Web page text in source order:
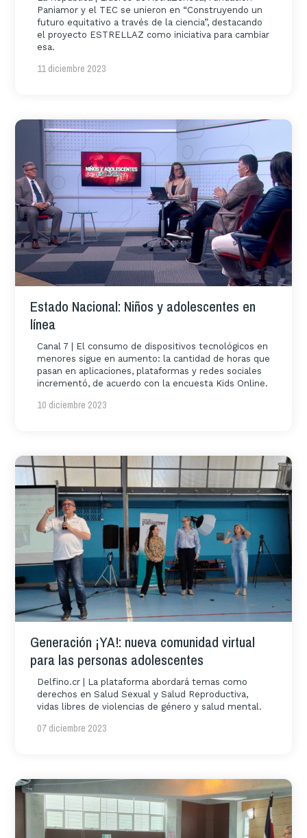
Paniamor y el TEC se unieron en “Construyendo un
futuro equitativo a través de la ciencia”, destacando
el proyecto ESTRELLAZ como iniciativa para cambiar
esa.
11 diciembre 2023
Estado Nacional: Niños y adolescentes en
línea
Canal 7 | El consumo de dispositivos tecnológicos en
menores sigue en aumento: la cantidad de horas que
pasan en aplicaciones, plataformas y redes sociales
incrementó, de acuerdo con la encuesta Kids Online.
10 diciembre 2023
Generación ¡YA!: nueva comunidad virtual
para las personas adolescentes
Delfino.cr | La plataforma abordará temas como
derechos en Salud Sexual y Salud Reproductiva,
vidas libres de violencias de género y salud mental.
07 diciembre 2023